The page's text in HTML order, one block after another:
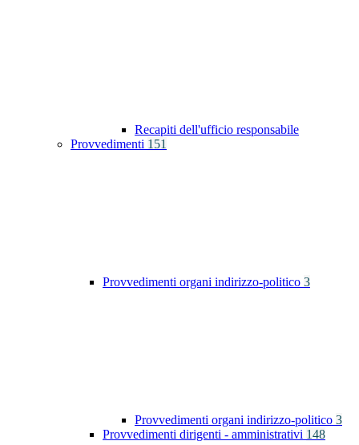
Recapiti dell'ufficio responsabile
Provvedimenti 151
Provvedimenti organi indirizzo-politico 3
Provvedimenti organi indirizzo-politico 3
Provvedimenti dirigenti - amministrativi 148